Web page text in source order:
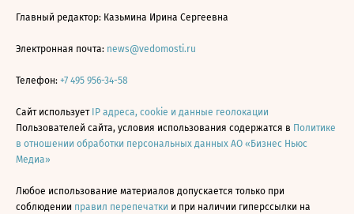
Главный редактор: Казьмина Ирина Сергеевна
Электронная почта: news@vedomosti.ru
Телефон: +7 495 956-34-58
Сайт использует IP адреса, cookie и данные геолокации
Пользователей сайта, условия использования содержатся в Политике
в отношении обработки персональных данных АО «Бизнес Ньюс
Медиа»
Любое использование материалов допускается только при
соблюдении правил перепечатки и при наличии гиперссылки на